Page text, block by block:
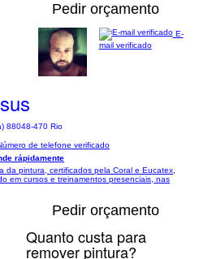
Pedir orçamento
88048-470 Rio
E-
mail verificado
de telefone verificado
rápidamente
da pintura, certificados pela Coral e Eucatex,
em cursos e treinamentos presenciais, nas
Pedir orçamento
Quanto custa para
remover pintura?